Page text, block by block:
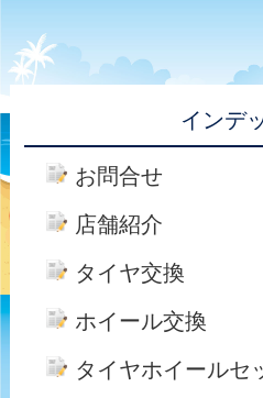
インデ
お問合せ
店舗紹介
タイヤ交換
ホイール交換
タイヤホイールセ